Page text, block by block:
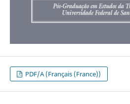
PDF/A (Français (France))